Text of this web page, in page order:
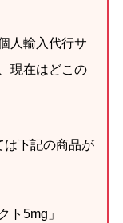
人輸入代行サ
現在はどこの
は下記の商品が
ト5mg」